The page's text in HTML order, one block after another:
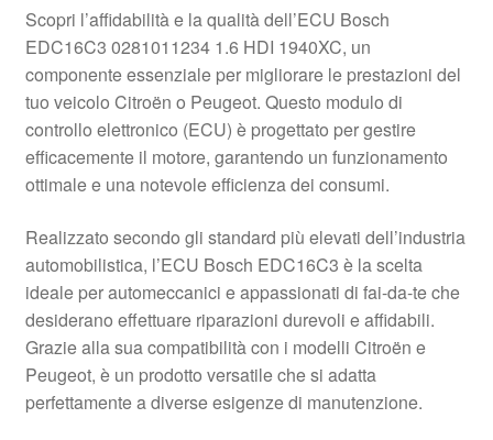
Il mio account
Pagamenti
Politica sulla riservatezza
Procedura di Reclamo
Registratore di cassa
Rimostranza
Spedizione in tutto il mondo
Scopri l’affidabilità e la qualità dell’ECU Bosch
EDC16C3 0281011234 1.6 HDI 1940XC, un
componente essenziale per migliorare le prestazioni del
tuo veicolo Citroën o Peugeot. Questo modulo di
controllo elettronico (ECU) è progettato per gestire
efficacemente il motore, garantendo un funzionamento
ottimale e una notevole efficienza dei consumi.
Realizzato secondo gli standard più elevati dell’industria
automobilistica, l’ECU Bosch EDC16C3 è la scelta
ideale per automeccanici e appassionati di fai-da-te che
desiderano effettuare riparazioni durevoli e affidabili.
Grazie alla sua compatibilità con i modelli Citroën e
Peugeot, è un prodotto versatile che si adatta
perfettamente a diverse esigenze di manutenzione.